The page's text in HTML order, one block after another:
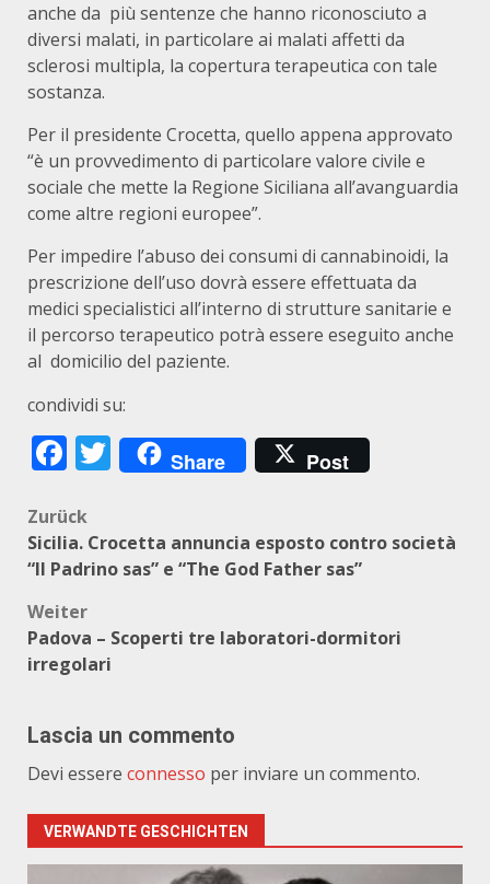
anche da più sentenze che hanno riconosciuto a
diversi malati, in particolare ai malati affetti da
sclerosi multipla, la copertura terapeutica con tale
sostanza.
Per il presidente Crocetta, quello appena approvato
“è un provvedimento di particolare valore civile e
sociale che mette la Regione Siciliana all’avanguardia
come altre regioni europee”.
Per impedire l’abuso dei consumi di cannabinoidi, la
prescrizione dell’uso dovrà essere effettuata da
medici specialistici all’interno di strutture sanitarie e
il percorso terapeutico potrà essere eseguito anche
al domicilio del paziente.
condividi su:
Facebook
Twitter
Share Post
Beitragsnavigation
Zurück
Sicilia. Crocetta annuncia esposto contro società
“Il Padrino sas” e “The God Father sas”
Weiter
Padova – Scoperti tre laboratori-dormitori
irregolari
Lascia un commento
Devi essere connesso per inviare un commento.
VERWANDTE GESCHICHTEN